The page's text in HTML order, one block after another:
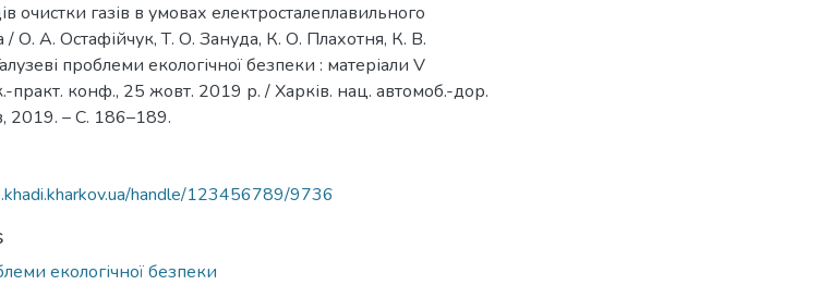
очистки газів в умовах електросталеплавильного
О. А. Остафійчук, Т. О. Зануда, К. О. Плахотня, К. В.
проблеми екологічної безпеки : матеріали V
практ. конф., 25 жовт. 2019 р. / Харків. нац. автомоб.-дор.
2019. – С. 186–189.
handle/123456789/9736
екoлoгічнoї безпеки